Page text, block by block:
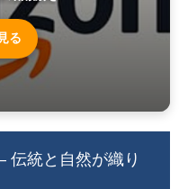
る
伝統と自然が織り